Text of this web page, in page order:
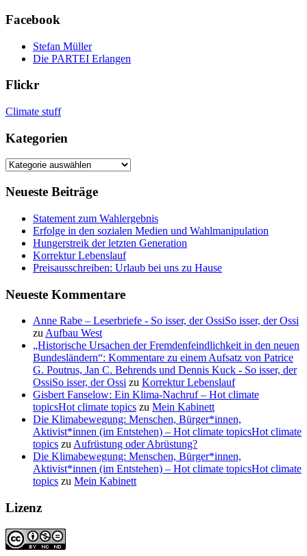
Facebook
Stefan Müller
Die PARTEI Erlangen
Flickr
Climate stuff
Kategorien
Kategorien
Neueste Beiträge
Statement zum Wahlergebnis
Erfolge in den sozialen Medien und Wahlmanipulation
Hungerstreik der letzten Generation
Korrektur Lebenslauf
Preisausschreiben: Urlaub bei uns zu Hause
Neueste Kommentare
Anne Rabe – Leserbriefe - So isser, der OssiSo isser, der Ossi
zu Aufbau West
„Historische Ursachen der Fremdenfeindlichkeit in den neuen
Bundesländern“: Kommentare zu einem Aufsatz von Patrice
G. Poutrus, Jan C. Behrends und Dennis Kuck - So isser, der
OssiSo isser, der Ossi zu Korrektur Lebenslauf
Gisbert Fanselow: Ein Klima-Nachruf – Hot climate
topicsHot climate topics zu Mein Kabinett
Die Klimabewegung: Menschen, Bürger*innen,
Aktivist*innen (im Entstehen) – Hot climate topicsHot climate
topics zu Aufrüstung oder Abrüstung?
Die Klimabewegung: Menschen, Bürger*innen,
Aktivist*innen (im Entstehen) – Hot climate topicsHot climate
topics zu Mein Kabinett
Lizenz